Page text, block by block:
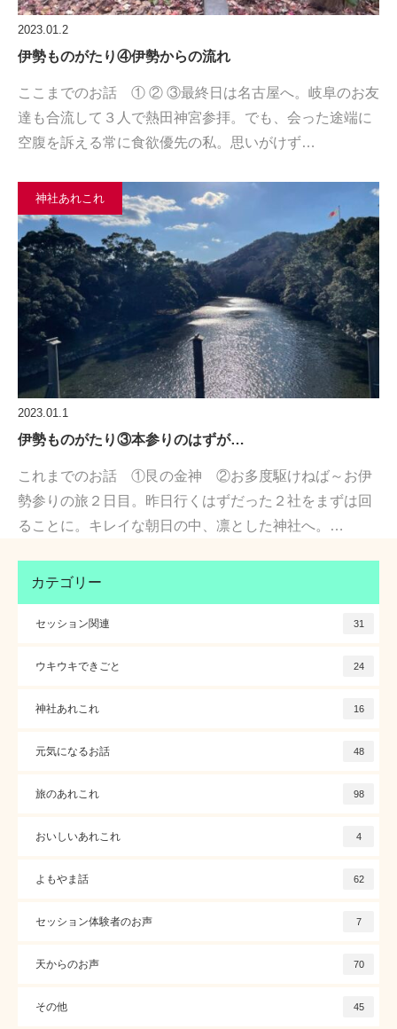
2023.01.2
伊勢ものがたり④伊勢からの流れ
ここまでのお話 ① ② ③最終日は名古屋へ。岐阜のお友
達も合流して３人で熱田神宮参拝。でも、会った途端に
空腹を訴える常に食欲優先の私。思いがけず…
神社あれこれ
2023.01.1
伊勢ものがたり③本参りのはずが…
これまでのお話 ①艮の金神 ②お多度駆けねば～お伊
勢参りの旅２日目。昨日行くはずだった２社をまずは回
ることに。キレイな朝日の中、凛とした神社へ。…
カテゴリー
セッション関連 31
ウキウキできごと 24
神社あれこれ 16
元気になるお話 48
旅のあれこれ 98
おいしいあれこれ 4
よもやま話 62
セッション体験者のお声 7
天からのお声 70
その他 45